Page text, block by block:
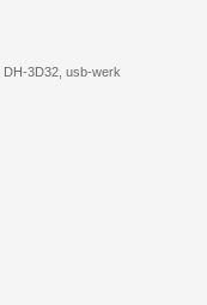
DH-3D32, usb-werk